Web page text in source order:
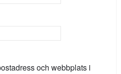
och webbplats i